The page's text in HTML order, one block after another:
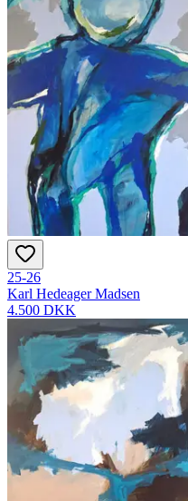
25-26
Karl Hedeager Madsen
4.500 DKK